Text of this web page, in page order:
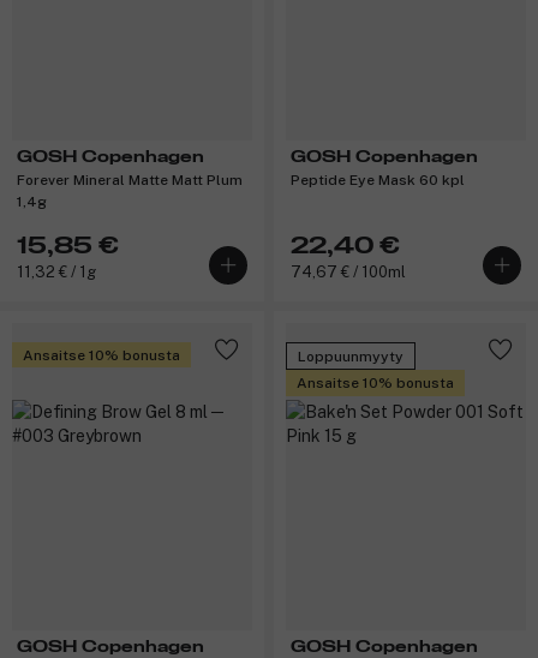
GOSH Copenhagen
Forever Mineral Matte Matt Plum
1,4g
15,85 €
11,32 € / 1g
GOSH Copenhagen
Peptide Eye Mask 60 kpl
22,40 €
74,67 € / 100ml
Ansaitse 10% bonusta
GOSH Copenhagen
Loppuunmyyty
Ansaitse 10% bonusta
GOSH Copenhagen